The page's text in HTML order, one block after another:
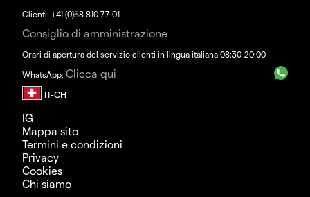
Clienti: +41 (0)58 810 77 01
Consiglio di amministrazione
Orari di apertura del servizio clienti in lingua italiana 08:30-20:00
WhatsApp: Clicca qui
IG
Mappa sito
Termini e condizioni
Privacy
Cookies
Chi siamo